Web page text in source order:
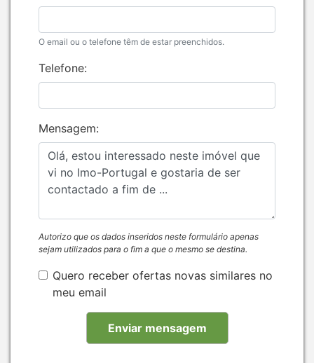
O email ou o telefone têm de estar preenchidos.
Telefone:
Mensagem:
Autorizo que os dados inseridos neste formulário apenas
sejam utilizados para o fim a que o mesmo se destina.
Quero receber ofertas novas similares no
meu email